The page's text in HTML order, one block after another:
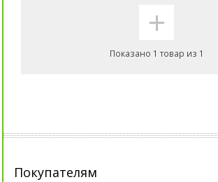
+
Показано 1 товар из 1
Покупателям